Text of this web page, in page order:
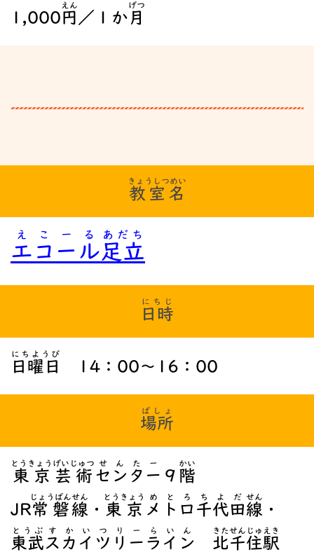
1,000円
えん
／１か 月
げつ
教室名
きょうしつめい
エコール
えこーる
足立
あだち
日時
にちじ
日曜日
にちようび
14：00～16：00
場所
ばしょ
東京
とうきょう
芸術
げいじゅつ
センター
せんたー
９ 階
かい
JR常磐
じょうばん
線
せん
・ 東京
とうきょう
メトロ
めとろ
千代田
ちよだ
線
せん
・
東武
とうぶ
スカイツリーライン
すかいつりーらいん
北千住
きたせんじゅ
駅
えき